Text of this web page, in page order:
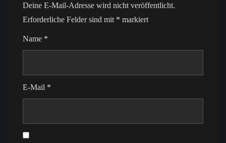
Deine E-Mail-Adresse wird nicht veröffentlicht.
Erforderliche Felder sind mit * markiert
Name *
E-Mail *